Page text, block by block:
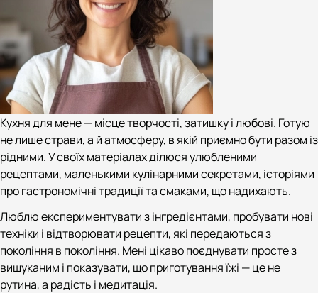
Кухня для мене — місце творчості, затишку і любові. Готую
не лише страви, а й атмосферу, в якій приємно бути разом із
рідними. У своїх матеріалах ділюся улюбленими
рецептами, маленькими кулінарними секретами, історіями
про гастрономічні традиції та смаками, що надихають.
Люблю експериментувати з інгредієнтами, пробувати нові
техніки і відтворювати рецепти, які передаються з
покоління в покоління. Мені цікаво поєднувати просте з
вишуканим і показувати, що приготування їжі — це не
рутина, а радість і медитація.